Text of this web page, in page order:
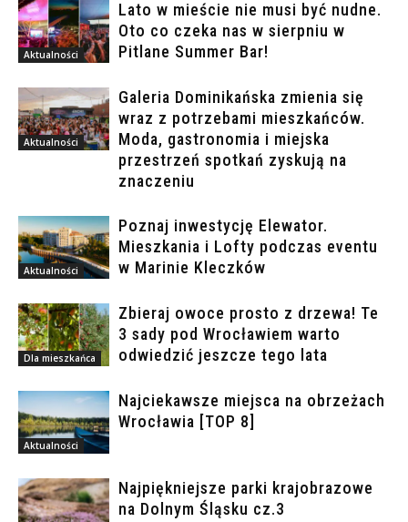
Aktualności
Lato w mieście nie musi być nudne.
Oto co czeka nas w sierpniu w
Pitlane Summer Bar!
Aktualności
Galeria Dominikańska zmienia się
wraz z potrzebami mieszkańców.
Moda, gastronomia i miejska
przestrzeń spotkań zyskują na
znaczeniu
Aktualności
Poznaj inwestycję Elewator.
Mieszkania i Lofty podczas eventu
w Marinie Kleczków
Dla mieszkańca
Zbieraj owoce prosto z drzewa! Te
3 sady pod Wrocławiem warto
odwiedzić jeszcze tego lata
Aktualności
Najciekawsze miejsca na obrzeżach
Wrocławia [TOP 8]
Najpiękniejsze parki krajobrazowe
na Dolnym Śląsku cz.3